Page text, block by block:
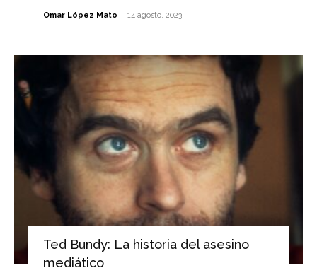
Omar López Mato - 14 agosto, 2023
Ted Bundy: La historia del asesino
mediático